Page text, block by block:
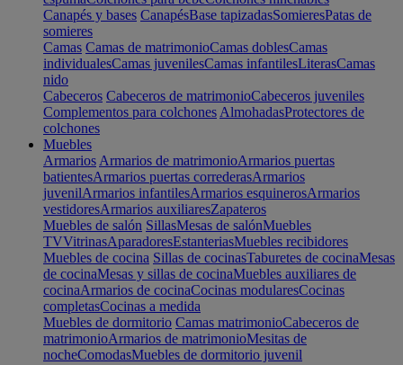
Canapés y bases CanapésBase tapizadasSomieresPatas de
somieres
Camas Camas de matrimonioCamas doblesCamas
individualesCamas juvenilesCamas infantilesLiterasCamas
nido
Cabeceros Cabeceros de matrimonioCabeceros juveniles
Complementos para colchones AlmohadasProtectores de
colchones
Muebles
Armarios Armarios de matrimonioArmarios puertas
batientesArmarios puertas correderasArmarios
juvenilArmarios infantilesArmarios esquinerosArmarios
vestidoresArmarios auxiliaresZapateros
Muebles de salón SillasMesas de salónMuebles
TVVitrinasAparadoresEstanteriasMuebles recibidores
Muebles de cocina Sillas de cocinasTaburetes de cocinaMesas
de cocinaMesas y sillas de cocinaMuebles auxiliares de
cocinaArmarios de cocinaCocinas modularesCocinas
completasCocinas a medida
Muebles de dormitorio Camas matrimonioCabeceros de
matrimonioArmarios de matrimonioMesitas de
nocheComodasMuebles de dormitorio juvenil